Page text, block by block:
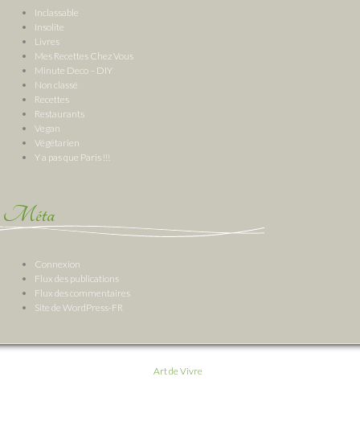
Inclassable
Insolite
Livres
Mes Recettes Chez Vous
Minute Deco – DIY
Non classé
Recettes
Restaurants
Vegan
Végétarien
Y a pas que Paris !!!
Méta
Connexion
Flux des publications
Flux des commentaires
Site de WordPress-FR
Art de Vivre